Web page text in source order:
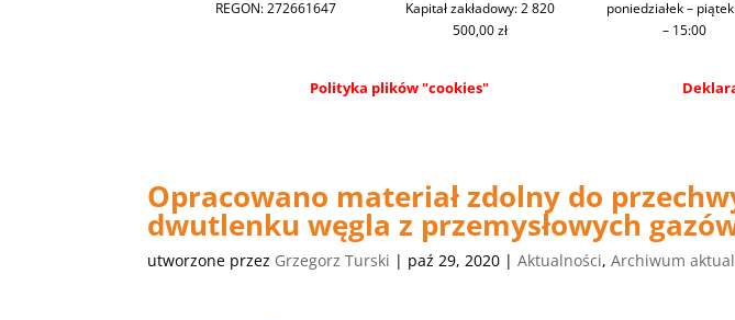
REGON: 272661647
Kapitał zakładowy: 2 820
500,00 zł
poniedziałek –
– 15:00
Polityka plików "cookies"
Opracowano materiał zdolny do
dwutlenku węgla z przemysłowych
utworzone przez Grzegorz Turski | paź 29, 2020 |Aktualności,Archiwum